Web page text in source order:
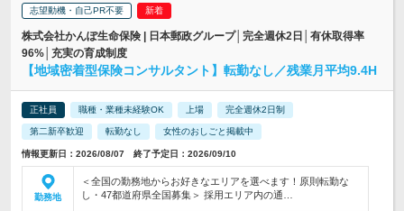
志望動機・自己PR不要
株式会社かんぽ生命保険 | 日本郵政グループ│完全週休2日│有休取得率
96%│充実の育成制度
【地域密着型保険コンサルタント】転勤なし／残業月平均9.4H
正社員 職種・業種未経験OK 上場 完全週休2日制
第二新卒歓迎 転勤なし 女性のおしごと掲載中
情報更新日：2026/08/07 終了予定日：2026/09/10
勤務地
＜全国の勤務地からお好きなエリアを選べます！原則転勤な
し・47都道府県全国募集＞ 採用エリア内の通…